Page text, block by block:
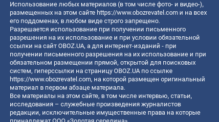
Использование любых материалов (в том числе фото- и видео-),
размещенных на этом сайте https://www.obozrevatel.com и на всех
его поддоменах, в любом виде строго запрещено.
Разрешается использование при получении письменного
разрешения на их использование и при условии обязательной
ссылки на сайт OBOZ.UA, а для интернет-изданий - при
получении письменного разрешения на их использование и при
обязательном размещении прямой, открытой для поисковых
систем, гиперссылки на страницу OBOZ.UA по ссылке
https://www.obozrevatel.com, на которой размещен оригинальный
материал в первом абзаце материала.
Все материалы на этом сайте, в том числе интервью, статьи,
исследования – служебные произведения журналистов
редакции, исключительные имущественные права на которые